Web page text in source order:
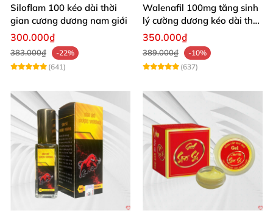
Siloflam 100 kéo dài thời
gian cương dương nam giới
300.000₫
383.000₫
-22%
(641)
Walenafil 100mg tăng sinh
lý cường dương kéo dài thời
gian
350.000₫
389.000₫
-10%
(637)